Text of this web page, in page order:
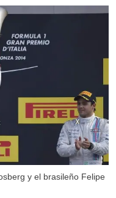
y el brasileño Felipe
X